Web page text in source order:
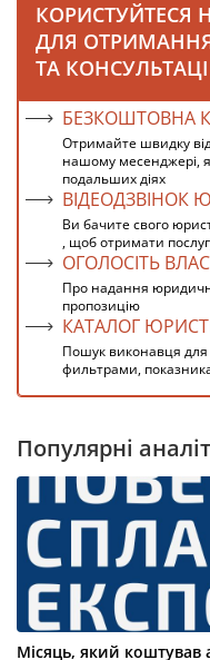
КОРИСТУЙТЕСЯ
ДЛЯ
ТА
БЕЗКОШТОВНА
Отримайте швидку
нашому месенджері,
подальших діях
ВІДЕОДЗВІНОК
Ви бачите свого
, щоб отримати
ОГОЛОСІТЬ
Про надання
пропозицію
КАТАЛОГ
Пошук виконавця
фильтрами,
Популярні
Місяць, який